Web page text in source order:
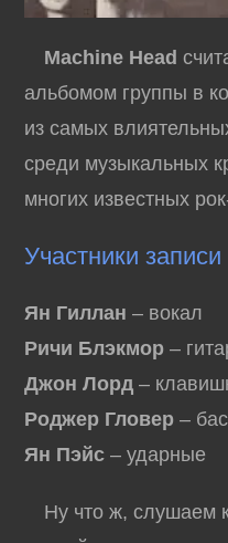
Machine Head
альбомом группы в
из самых
среди музыкальных
многих известных
Участники
Ян Гиллан – вокал
Ричи Блэкмор –
Джон Лорд –
Роджер Гловер –
Ян Пэйс – ударные
Ну что ж, слушаем